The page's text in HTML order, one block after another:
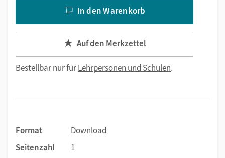
In den Warenkorb
Auf den Merkzettel
Bestellbar nur fürLehrpersonen und Schulen.
Format
Download
Seitenzahl
1